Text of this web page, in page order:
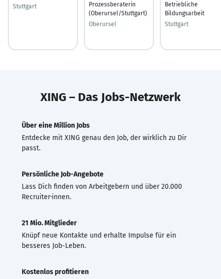
Stuttgart
Prozessberaterin
(Oberursel/Stuttgart)
Oberursel
Betriebliche
Bildungsarbeit
Stuttgart
XING – Das Jobs-Netzwerk
Über eine Million Jobs
Entdecke mit XING genau den Job, der wirklich zu Dir
passt.
Persönliche Job-Angebote
Lass Dich finden von Arbeitgebern und über 20.000
Recruiter·innen.
21 Mio. Mitglieder
Knüpf neue Kontakte und erhalte Impulse für ein
besseres Job-Leben.
Kostenlos profitieren